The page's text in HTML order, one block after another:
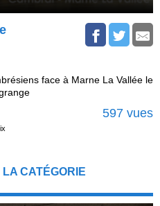
face à Marne La Vallée le
597 vues
CATÉGORIE